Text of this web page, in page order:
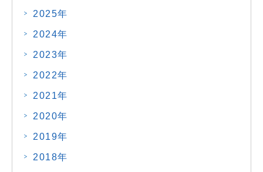
2025年
2024年
2023年
2022年
2021年
2020年
2019年
2018年